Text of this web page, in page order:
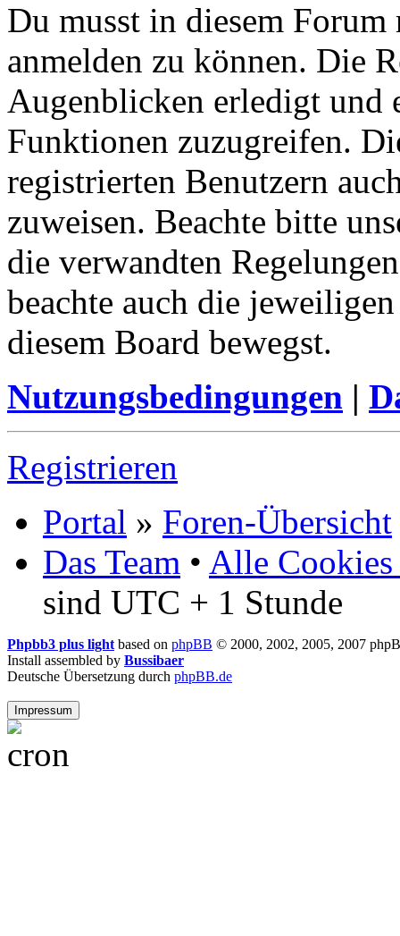
Du musst in diesem
anmelden zu können. Die
Augenblicken erledigt und
Funktionen zuzugreifen.
registrierten Benutzern
zuweisen. Beachte bitte
die verwandten
beachte auch die
diesem Board bewegst.
Nutzungsbedingungen |
Registrieren
Portal » Foren-Übersicht
Das Team • Alle Cookies
sind UTC + 1 Stunde
Phpbb3 plus light based on phpBB © 2000, 2002, 2005, 2007
Install assembled by Bussibaer
Deutsche Übersetzung durch phpBB.de